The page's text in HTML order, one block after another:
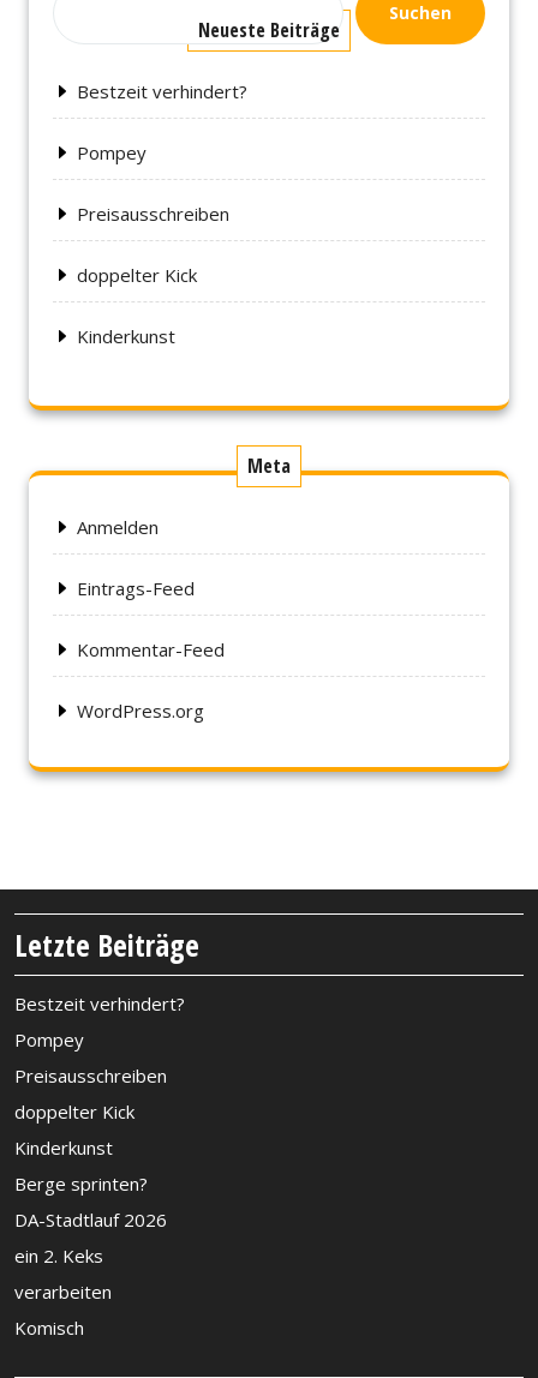
Suchen
Neueste Beiträge
Bestzeit verhindert?
Pompey
Preisausschreiben
doppelter Kick
Kinderkunst
Meta
Anmelden
Eintrags-Feed
Kommentar-Feed
WordPress.org
Letzte Beiträge
Bestzeit verhindert?
Pompey
Preisausschreiben
doppelter Kick
Kinderkunst
Berge sprinten?
DA-Stadtlauf 2026
ein 2. Keks
verarbeiten
Komisch